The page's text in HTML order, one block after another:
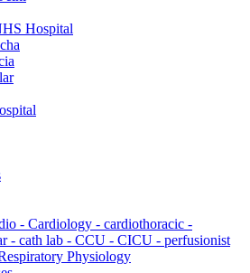
Hospital
- Cardiology - cardiothoracic -
- cath lab - CCU - CICU - perfusionist
Physiology